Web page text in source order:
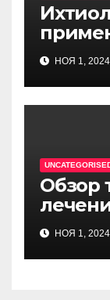
НОЯ 1, 2024
Обзор
НОЯ 1, 2024